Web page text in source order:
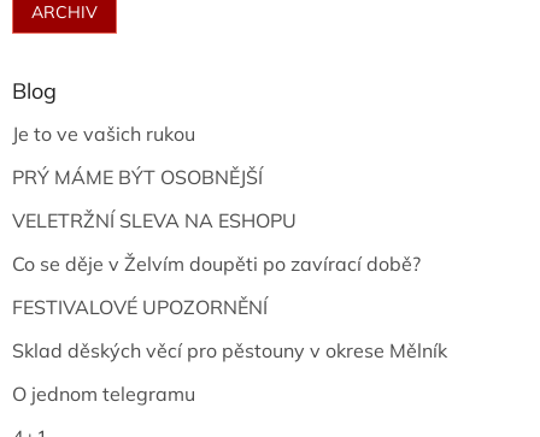
ARCHIV
Blog
Je to ve vašich rukou
PRÝ MÁME BÝT OSOBNĚJŠÍ
VELETRŽNÍ SLEVA NA ESHOPU
Co se děje v Želvím doupěti po zavírací době?
FESTIVALOVÉ UPOZORNĚNÍ
Sklad děských věcí pro pěstouny v okrese Mělník
O jednom telegramu